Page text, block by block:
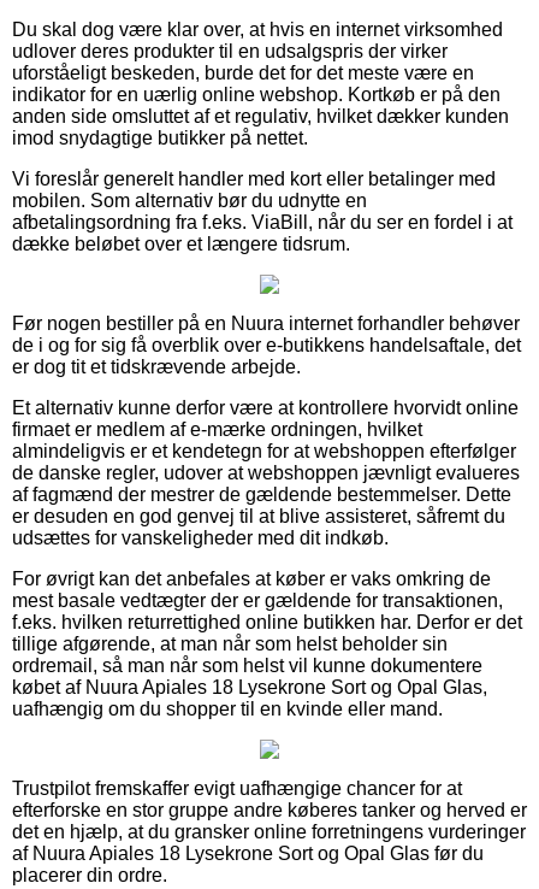
Du skal dog være klar over, at hvis en internet virksomhed
udlover deres produkter til en udsalgspris der virker
uforståeligt beskeden, burde det for det meste være en
indikator for en uærlig online webshop. Kortkøb er på den
anden side omsluttet af et regulativ, hvilket dækker kunden
imod snydagtige butikker på nettet.
Vi foreslår generelt handler med kort eller betalinger med
mobilen. Som alternativ bør du udnytte en
afbetalingsordning fra f.eks. ViaBill, når du ser en fordel i at
dække beløbet over et længere tidsrum.
Før nogen bestiller på en Nuura internet forhandler behøver
de i og for sig få overblik over e-butikkens handelsaftale, det
er dog tit et tidskrævende arbejde.
Et alternativ kunne derfor være at kontrollere hvorvidt online
firmaet er medlem af e-mærke ordningen, hvilket
almindeligvis er et kendetegn for at webshoppen efterfølger
de danske regler, udover at webshoppen jævnligt evalueres
af fagmænd der mestrer de gældende bestemmelser. Dette
er desuden en god genvej til at blive assisteret, såfremt du
udsættes for vanskeligheder med dit indkøb.
For øvrigt kan det anbefales at køber er vaks omkring de
mest basale vedtægter der er gældende for transaktionen,
f.eks. hvilken returrettighed online butikken har. Derfor er det
tillige afgørende, at man når som helst beholder sin
ordremail, så man når som helst vil kunne dokumentere
købet af Nuura Apiales 18 Lysekrone Sort og Opal Glas,
uafhængig om du shopper til en kvinde eller mand.
Trustpilot fremskaffer evigt uafhængige chancer for at
efterforske en stor gruppe andre køberes tanker og herved er
det en hjælp, at du gransker online forretningens vurderinger
af Nuura Apiales 18 Lysekrone Sort og Opal Glas før du
placerer din ordre.